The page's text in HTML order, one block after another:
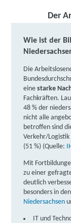
GmbH |
Learning
30159
Learning
Hannover Partner
Berger
30159
Der
Wie ist der
Die
einestarke
Fachkräften.
48 % der
nicht alle
betroffen sind
Verkehr/
(51 %) (Quelle:
Mit
zu einer
deutlich
besonders in
Niedersachsen
IT und